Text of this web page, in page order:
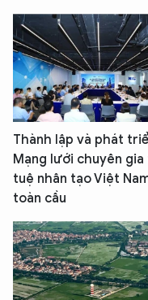
Thành lập và phát
Mạng lưới chuyên
tuệ nhân tạo Việt
toàn cầu